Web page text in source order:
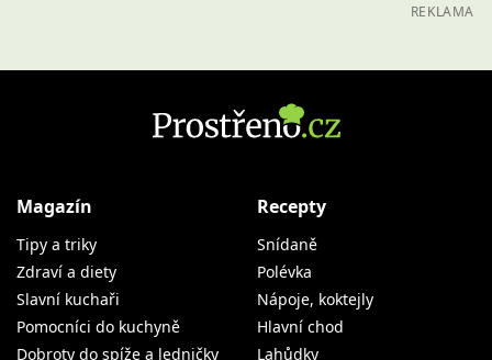
REKLAMA
Magazín
Tipy a triky
Zdraví a diety
Slavní kuchaři
Pomocníci do kuchyně
Dobroty do spíže a ledničky
Recepty
Snídaně
Polévka
Nápoje, koktejly
Hlavní chod
Lahůdky